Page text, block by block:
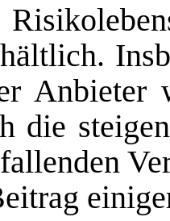
Anbieter
die